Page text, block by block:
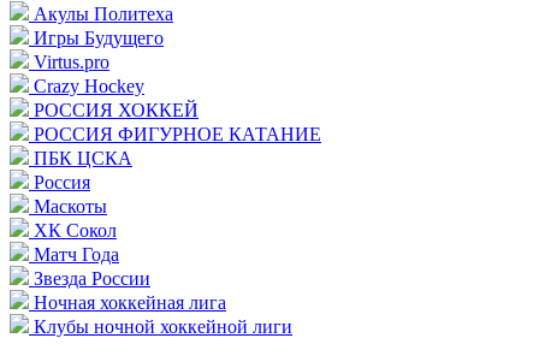
Акулы Политеха
Игры Будущего
Virtus.pro
Crazy Hockey
РОССИЯ ХОККЕЙ
РОССИЯ ФИГУРНОЕ КАТАНИЕ
ПБК ЦСКА
Россия
Маскоты
ХК Сокол
Матч Года
Звезда России
Ночная хоккейная лига
Клубы ночной хоккейной лиги